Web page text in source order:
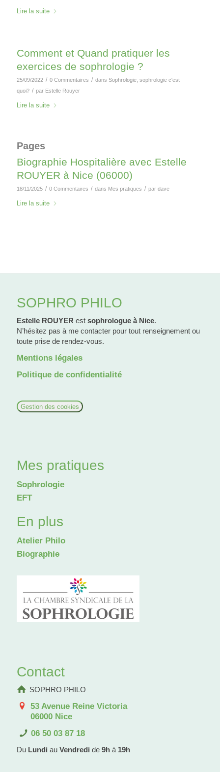
Lire la suite
Comment et Quand pratiquer les
exercices de sophrologie ?
25/09/2022 / 0 Commentaires / dans Sophrologie, sophrologie c'est
quoi? / par Estelle Rouyer
Lire la suite
Pages
Biographie Hospitalière avec Estelle
ROUYER à Nice (06000)
18/11/2025 / 0 Commentaires / dans Mes pratiques / par dave
Lire la suite
SOPHRO PHILO
Estelle ROUYER est sophrologue à Nice.
N’hésitez pas à me contacter pour tout renseignement ou
toute prise de rendez-vous.
Mentions légales
Politique de confidentialité
Gestion des cookies
Mes pratiques
Sophrologie
EFT
En plus
Atelier Philo
Biographie
Contact
SOPHRO PHILO
53 Avenue Reine Victoria
06000 Nice
06 50 03 87 18
Du Lundi au Vendredi de 9hà 19h